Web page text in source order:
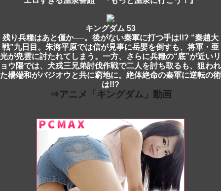
キングダム 53
残り兵糧はあと僅か──。後がない秦軍に打つ手は!!? “秦趙大
戦”九日目。朱海平原では信が見事に岳嬰を倒すも、将軍・亜
光が尭雲に討たれてしまう。一方、さらに兵糧の“底”が近いリ
ョウ陽では、犬戎三兄弟討伐作戦で二人を討ち取るも、狙われ
た楊端和がバジオウと共に窮地に。絶体絶命の秦軍に逆転の術
は!!?
⇒アニメ「キングダム」動画